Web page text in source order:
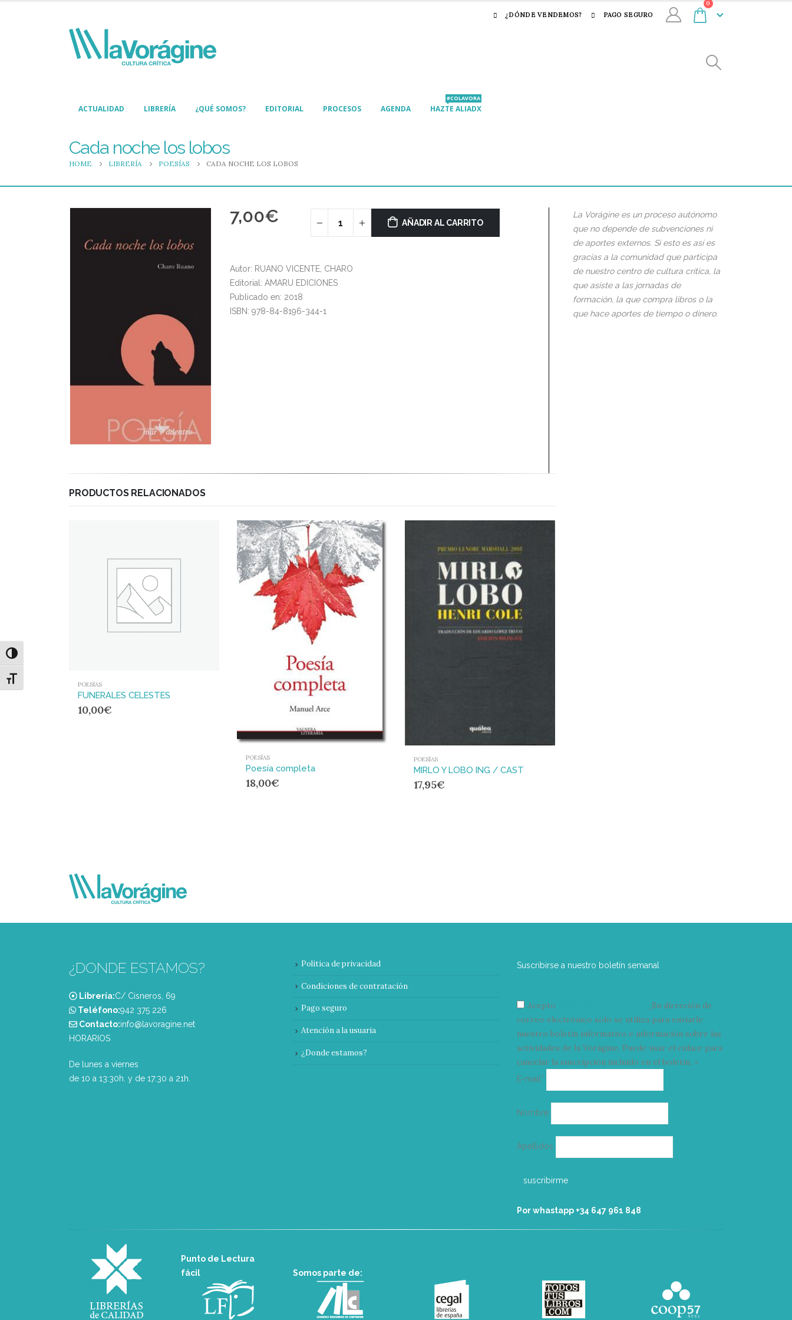
Alternar alto contraste
Alternar tamaño de letra
¿DÓNDE VENDEMOS? PAGO SEGURO
0
ACTUALIDAD LIBRERÍA ¿QUÉ SOMOS? EDITORIAL PROCESOS AGENDA HAZTE ALIADX
#COLAVORA
Cada noche los lobos
HOME LIBRERÍA POESÍAS CADA NOCHE LOS LOBOS
7,00€ AÑADIR AL CARRITO
Autor: RUANO VICENTE, CHARO
Editorial: AMARU EDICIONES
Publicado en: 2018
ISBN: 978-84-8196-344-1
PRODUCTOS RELACIONADOS
POESÍAS
FUNERALES CELESTES
10,00€
POESÍAS
Poesía completa
18,00€
POESÍAS
MIRLO Y LOBO ING / CAST
17,95€
La Vorágine es un proceso autónomo
que no depende de subvenciones ni
de aportes externos. Si esto es así es
gracias a la comunidad que participa
de nuestro centro de cultura crítica, la
que asiste a las jornadas de
formación, la que compra libros o la
que hace aportes de tiempo o dinero.
¿DONDE ESTAMOS?
Librería:C/ Cisneros, 69
Teléfono:‭942 375 226‬
Contacto:info@lavoragine.net
HORARIOS
De lunes a viernes
de 10 a 13:30h. y de 17:30 a 21h.
Política de privacidad
Condiciones de contratación
Pago seguro
Atención a la usuaria
¿Donde estamos?
Suscribirse a nuestro boletín semanal
Acepto
Su dirección de
correo electrónico solo se utiliza para enviarle
nuestro boletín informativo e información sobre las
actividades de la Vorágine. Puede usar el enlace para
cancelar la suscripción incluido en el boletín. >
E-mail*
electrónico
Nombre
Apellidos
Por whastapp +34 ‭647 961 848‬
Punto de Lectura
fácil
Somos parte de: